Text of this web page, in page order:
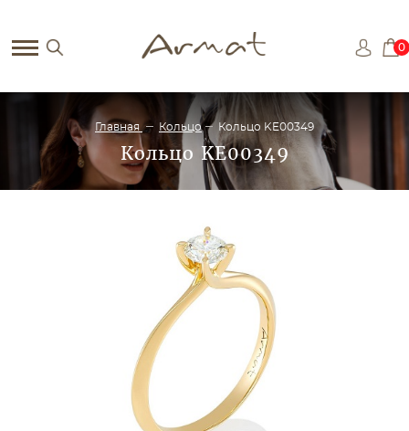
0
Главная Кольцо Кольцо KE00349
Кольцо KE00349